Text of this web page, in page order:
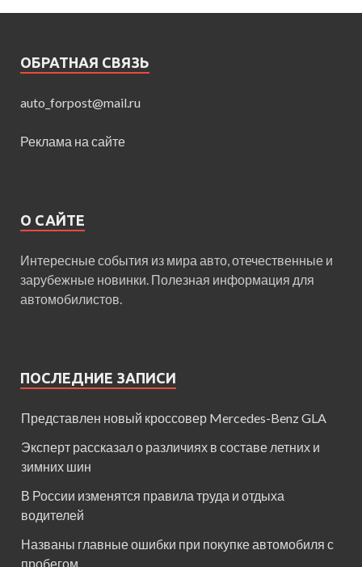
ОБРАТНАЯ СВЯЗЬ
auto_forpost@mail.ru
Реклама на сайте
О САЙТЕ
Интересные события из мира авто, отечественные и
зарубежные новинки. Полезная информация для
автомобилистов.
ПОСЛЕДНИЕ ЗАПИСИ
Представлен новый кроссовер Mercedes-Benz GLA
Эксперт рассказал о различиях в составе летних и
зимних шин
В России изменятся правила труда и отдыха
водителей
Названы главные ошибки при покупке автомобиля с
пробегом